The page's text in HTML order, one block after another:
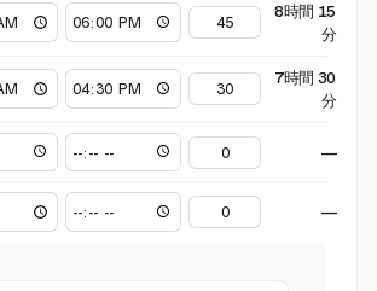
8時間 15
分
7時間 30
分
—
—